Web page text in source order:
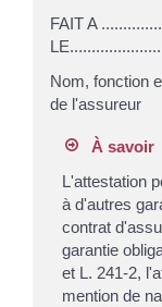
FAIT A
Nom, fonction
de l'assureur
À savoir
L'attestation
à d'autres
contrat
garantie
et L. 241-2,
mention de